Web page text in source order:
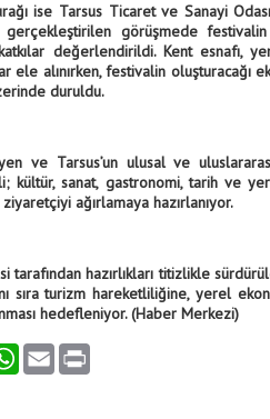
ise Tarsus Ticaret ve Sanayi
gerçekleştirilen görüşmede
değerlendirildi. Kent esnafı,
ele alınırken, festivalin oluşturacağı
duruldu.
ve Tarsus’un ulusal ve
kültür, sanat, gastronomi, tarih ve
ağırlamaya hazırlanıyor.
hazırlıkları titizlikle
sıra turizm hareketliliğine, yerel
hedefleniyor. (Haber Merkezi)
WhatsAppEmail